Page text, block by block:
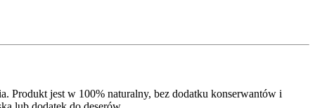
Produkt jest w 100% naturalny, bez dodatku konserwantów i